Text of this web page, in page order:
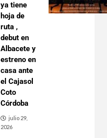
ya tiene
hoja de
ruta ,
debut en
Albacete y
estreno en
casa ante
el Cajasol
Coto
Córdoba
julio 29,
2026